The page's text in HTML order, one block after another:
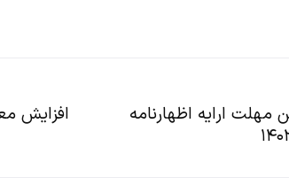
مهلت ارایه اظهارنامه
افزایش